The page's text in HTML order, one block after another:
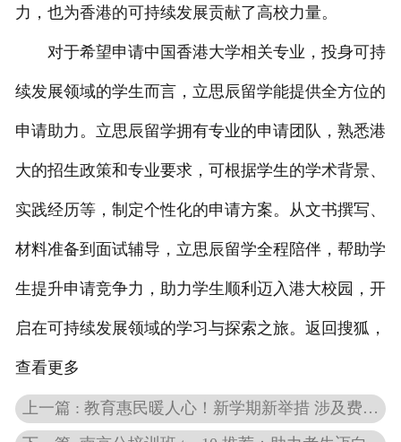
力，也为香港的可持续发展贡献了高校力量。
对于希望申请中国香港大学相关专业，投身可持
续发展领域的学生而言，立思辰留学能提供全方位的
申请助力。立思辰留学拥有专业的申请团队，熟悉港
大的招生政策和专业要求，可根据学生的学术背景、
实践经历等，制定个性化的申请方案。从文书撰写、
材料准备到面试辅导，立思辰留学全程陪伴，帮助学
生提升申请竞争力，助力学生顺利迈入港大校园，开
启在可持续发展领域的学习与探索之旅。返回搜狐，
查看更多
上一篇 : 教育惠民暖人心！新学期新举措 涉及费用减免、教材修订、课程设置……梳理↓